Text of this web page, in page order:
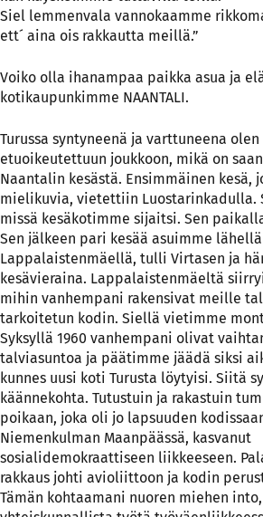
Siel lemmenvala vannokaamme
ett´ aina ois rakkautta meillä.”
Voiko olla ihanampaa paikka asua ja
kotikaupunkimme NAANTALI.
Turussa syntyneenä ja varttuneena
etuoikeutettuun joukkoon, mikä on
Naantalin kesästä. Ensimmäinen kesä,
mielikuvia, vietettiin Luostarinkadulla.
missä kesäkotimme sijaitsi. Sen
Sen jälkeen pari kesää asuimme
Lappalaistenmäellä, tulli Virtasen ja
kesävieraina. Lappalaistenmäeltä
mihin vanhempani rakensivat meille
tarkoitetun kodin. Siellä vietimme
Syksyllä 1960 vanhempani olivat
talviasuntoa ja päätimme jäädä siksi
kunnes uusi koti Turusta löytyisi. Siitä
käännekohta. Tutustuin ja rakastuin
poikaan, joka oli jo lapsuuden
Niemenkulman Maanpäässä, kasvanut
sosialidemokraattiseen liikkeeseen.
rakkaus johti avioliittoon ja kodin
Tämän kohtaamani nuoren miehen